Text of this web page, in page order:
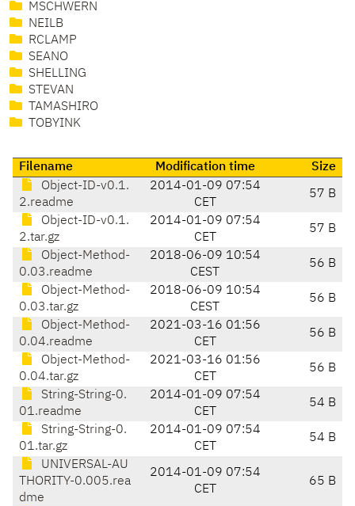
MSCHWERN
NEILB
RCLAMP
SEANO
SHELLING
STEVAN
TAMASHIRO
TOBYINK
Filename Modification time
Size
Object-ID-v0.1.
2.readme
2014-01-09 07:54
CET
57 B
Object-ID-v0.1.
2.tar.gz
2014-01-09 07:54
CET
57 B
Object-Method-
0.03.readme
2018-06-09 10:54
CEST
56 B
Object-Method-
0.03.tar.gz
2018-06-09 10:54
CEST
56 B
Object-Method-
0.04.readme
2021-03-16 01:56
CET
56 B
Object-Method-
0.04.tar.gz
2021-03-16 01:56
CET
56 B
String-String-0.
01.readme
2014-01-09 07:54
CET
54 B
String-String-0.
01.tar.gz
2014-01-09 07:54
CET
54 B
UNIVERSAL-AU
THORITY-0.005.rea
dme
2014-01-09 07:54
CET
65 B